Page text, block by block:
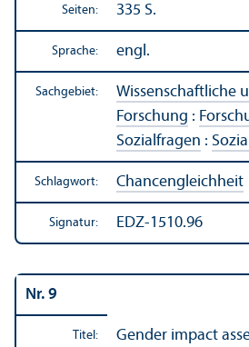
Seiten: 335 S.
Sprache: engl.
Sachgebiet:
Wissenschaft­liche
Forschung :
Sozialfragen :
Schlagwort: Chancen­gleich­heit
Signatur: EDZ-1510.96
Nr. 9
Titel:
Gender impact